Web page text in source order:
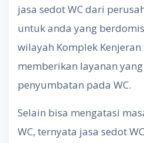
jasa sedot WC dari
untuk anda yang
wilayah Komplek
memberikan layanan
penyumbatan pada WC.
Selain bisa mengatasi
WC, ternyata jasa sedot